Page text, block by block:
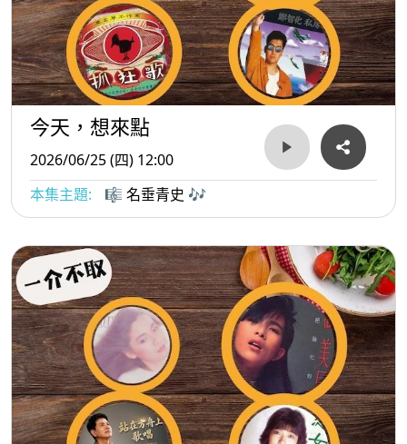
今天，想來點
2026/06/25 (四) 12:00
本集主題:
🎼 名垂青史 🎶